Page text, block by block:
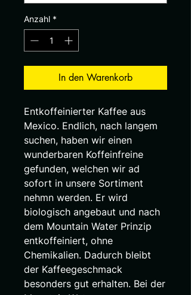
Anzahl *
In den Warenkorb
Entkoffeinierter Kaffee aus
Mexico. Endlich, nach langem
suchen, haben wir einen
wunderbaren Koffeinfreine
gefunden, welchen wir ad
sofort in unsere Sortiment
nehmn werden. Er wird
biologisch angebaut und nach
dem Mountain Water Prinzip
entkoffeiniert, ohne
Chemikalien. Dadurch bleibt
der Kaffeegeschmack
besonders gut erhalten. Bei der